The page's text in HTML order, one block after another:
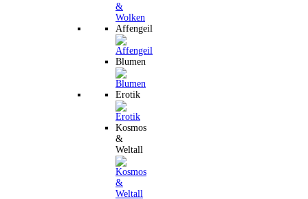
Affengeil
Blumen
Erotik
Kosmos
&
Weltall